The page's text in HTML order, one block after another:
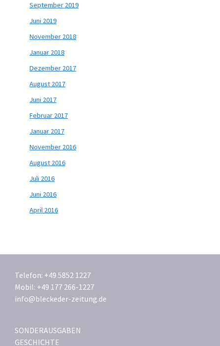
September 2019
Juni 2019
November 2018
Januar 2018
Dezember 2017
August 2017
Juni 2017
Februar 2017
Januar 2017
November 2016
August 2016
Juli 2016
Juni 2016
April 2016
Telefon: +49 5852 1227
Mobil: +49 177 266-1227
info@bleckeder-zeitung.de
SONDERAUSGABEN
GESCHICHTE